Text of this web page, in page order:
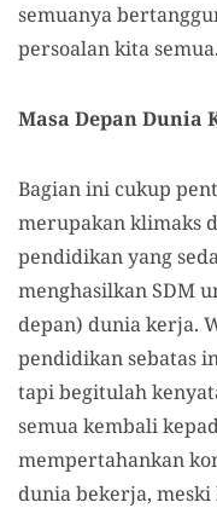
semuanya
persoalan kita semua.
Masa Depan Dunia
Bagian ini cukup
merupakan klimaks
pendidikan yang
menghasilkan SDM
depan) dunia kerja.
pendidikan sebatas
tapi begitulah
semua kembali
mempertahankan
dunia bekerja,